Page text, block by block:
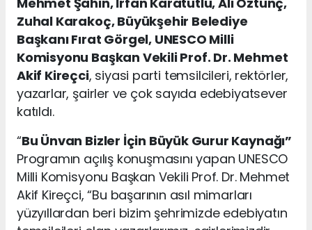
Zuhal Karakoç, Büyükşehir Belediye
Başkanı Fırat Görgel, UNESCO Milli
Komisyonu Başkan Vekili Prof. Dr. Mehmet
Akif Kireçci, siyasi parti temsilcileri, rektörler,
yazarlar, şairler ve çok sayıda edebiyatsever
katıldı.
“Bu Ünvan Bizler İçin Büyük Gurur Kaynağı”
Programın açılış konuşmasını yapan UNESCO
Milli Komisyonu Başkan Vekili Prof. Dr. Mehmet
Akif Kireçci, “Bu başarının asıl mimarları
yüzyıllardan beri bizim şehrimizde edebiyatın